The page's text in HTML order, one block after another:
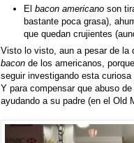
El bacon americano son
bastante poca grasa),
que quedan crujientes
Visto lo visto, aun a pesar de la
bacon de los americanos,
seguir investigando esta
Y para compensar que abuso
ayudando a su padre (en el Old